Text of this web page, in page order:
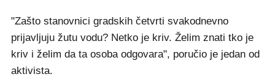
"Zašto stanovnici gradskih četvrti svakodnevno
prijavljuju žutu vodu? Netko je kriv. Želim znati tko je
kriv i želim da ta osoba odgovara", poručio je jedan od
aktivista.